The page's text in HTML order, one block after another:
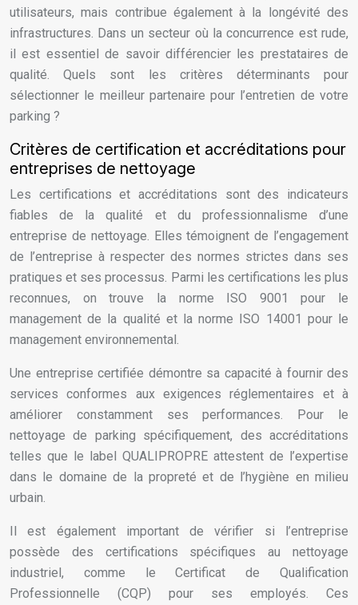
utilisateurs, mais contribue également à la longévité des
infrastructures. Dans un secteur où la concurrence est rude,
il est essentiel de savoir différencier les prestataires de
qualité. Quels sont les critères déterminants pour
sélectionner le meilleur partenaire pour l’entretien de votre
parking ?
Critères de certification et accréditations pour
entreprises de nettoyage
Les certifications et accréditations sont des indicateurs
fiables de la qualité et du professionnalisme d’une
entreprise de nettoyage. Elles témoignent de l’engagement
de l’entreprise à respecter des normes strictes dans ses
pratiques et ses processus. Parmi les certifications les plus
reconnues, on trouve la norme ISO 9001 pour le
management de la qualité et la norme ISO 14001 pour le
management environnemental.
Une entreprise certifiée démontre sa capacité à fournir des
services conformes aux exigences réglementaires et à
améliorer constamment ses performances. Pour le
nettoyage de parking spécifiquement, des accréditations
telles que le label QUALIPROPRE attestent de l’expertise
dans le domaine de la propreté et de l’hygiène en milieu
urbain.
Il est également important de vérifier si l’entreprise
possède des certifications spécifiques au nettoyage
industriel, comme le Certificat de Qualification
Professionnelle (CQP) pour ses employés. Ces